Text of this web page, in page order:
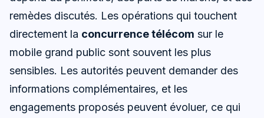
remèdes discutés. Les opérations qui touchent
directement la concurrence télécom sur le
mobile grand public sont souvent les plus
sensibles. Les autorités peuvent demander des
informations complémentaires, et les
engagements proposés peuvent évoluer, ce qui